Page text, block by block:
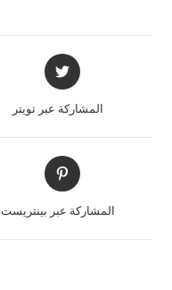
المشاركة عبر تويتر
المشاركة عبر بينتريست